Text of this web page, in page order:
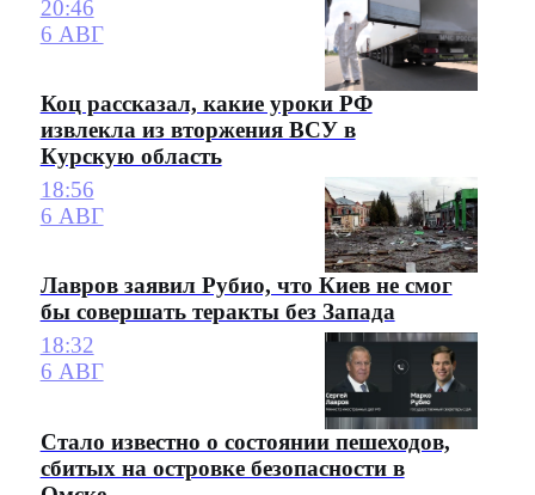
20:46
6 АВГ
Коц рассказал, какие уроки РФ
извлекла из вторжения ВСУ в
Курскую область
18:56
6 АВГ
Лавров заявил Рубио, что Киев не смог
бы совершать теракты без Запада
18:32
6 АВГ
Стало известно о состоянии пешеходов,
сбитых на островке безопасности в